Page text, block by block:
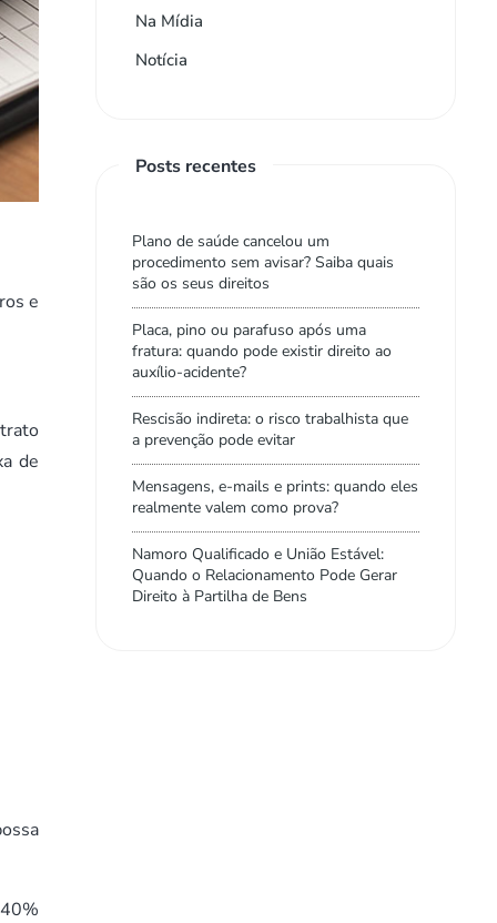
e
de
Na Mídia
Notícia
Posts recentes
Plano de saúde cancelou um
procedimento sem avisar? Saiba quais
são os seus direitos
Placa, pino ou parafuso após uma
fratura: quando pode existir direito ao
auxílio-acidente?
Rescisão indireta: o risco trabalhista que
a prevenção pode evitar
Mensagens, e-mails e prints: quando eles
realmente valem como prova?
Namoro Qualificado e União Estável:
Quando o Relacionamento Pode Gerar
Direito à Partilha de Bens